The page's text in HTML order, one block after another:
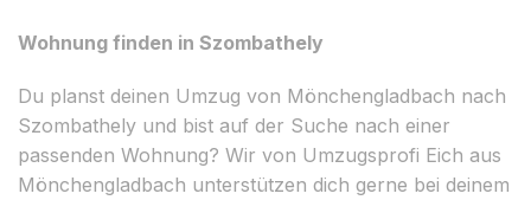
Wohnung finden in Szombathely
Du planst deinen Umzug von Mönchengladbach nach
Szombathely und bist auf der Suche nach einer
passenden Wohnung? Wir von Umzugsprofi Eich aus
Mönchengladbach unterstützen dich gerne bei deinem